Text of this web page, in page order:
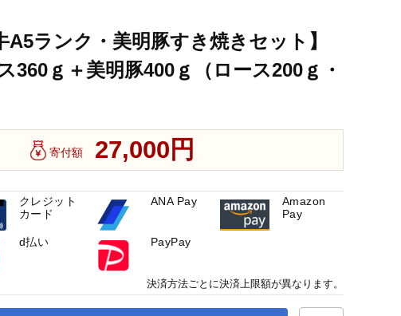
400ｇ（ロース200ｇ・ばら200ｇ）
A5ランク・美明豚すき焼きセット】
360ｇ＋美明豚400ｇ（ロース200ｇ・
寄付額 27,000円
クレジット
カード
ANA Pay
Amazon
Pay
d払い PayPay
決済方法ごとに決済上限額が異なります。